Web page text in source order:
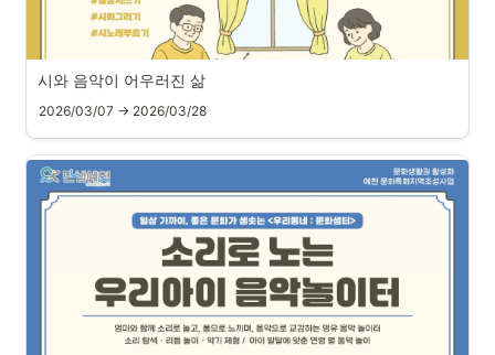
시와 음악이 어우러진 삶
2026/03/07 → 2026/03/28